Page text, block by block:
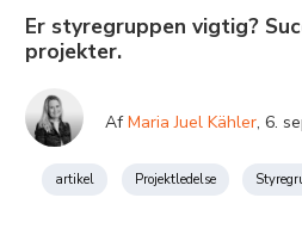
Er styregruppen vigtig?
projekter.
AfMaria Juel Kähler, 6.
artikel Projektledelse